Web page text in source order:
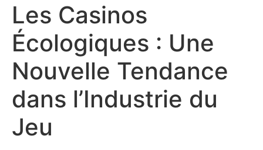
Les Casinos
Écologiques : Une
Nouvelle Tendance
dans l’Industrie du
Jeu